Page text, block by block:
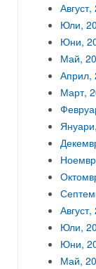
Юли,
Юни,
Май,
Април,
Март,
Юли,
Юни,
Май,